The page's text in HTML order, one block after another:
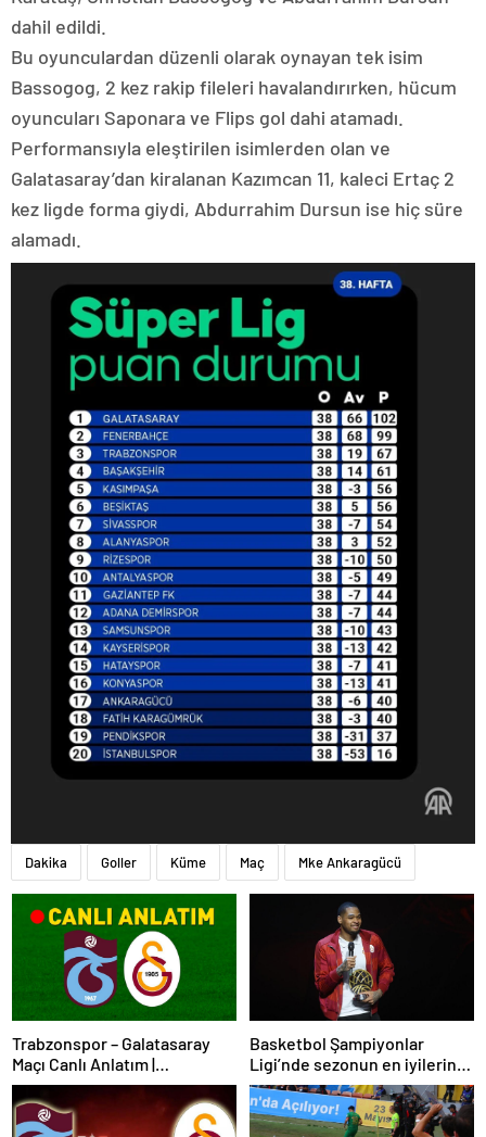
dahil edildi.
Bu oyunculardan düzenli olarak oynayan tek isim
Bassogog, 2 kez rakip fileleri havalandırırken, hücum
oyuncuları Saponara ve Flips gol dahi atamadı.
Performansıyla eleştirilen isimlerden olan ve
Galatasaray’dan kiralanan Kazımcan 11, kaleci Ertaç 2
kez ligde forma giydi, Abdurrahim Dursun ise hiç süre
alamadı.
Dakika Goller Küme Maç Mke Ankaragücü
Trabzonspor – Galatasaray
Maçı Canlı Anlatım |
Trabzonspor – Galatasaray
Bein Sports 1 Canlı İzle | Lider,
Trabzon deplasmanında
Basketbol Şampiyonlar
Ligi’nde sezonun en iyilerine
ödülleri verildi